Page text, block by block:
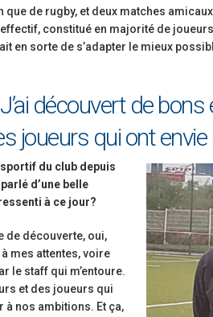
que de rugby, et deux matches
constitué en majorité de
en sorte de s’adapter le mieux
découvert de
joueurs qui ont envie
du club depuis
d’une belle
à ce jour?
de découverte, oui,
mes attentes, voire
le staff qui m’entoure.
et des joueurs qui
à nos ambitions. Et ça,
de
Buffevant dans Le Progrès
6 mai 2026
25 avril 2026